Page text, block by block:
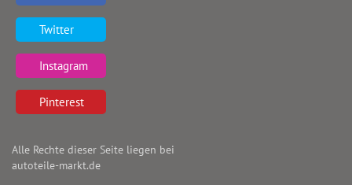
Twitter
Instagram
Pinterest
Alle Rechte dieser Seite liegen bei
autoteile-markt.de